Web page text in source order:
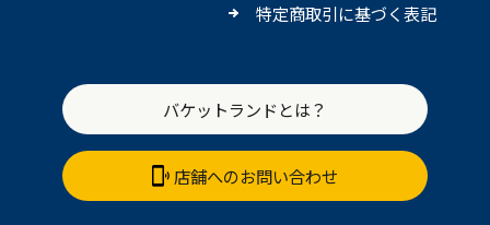
特定商取引に基づく表記
バケットランドとは？
店舗へのお問い合わせ